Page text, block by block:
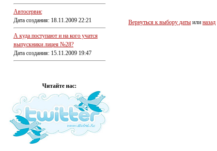
Автосервис
Дата создания: 18.11.2009 22:21
А куда поступают и на кого учатся
выпускники лицея №28?
Дата создания: 15.11.2009 19:47
Читайте нас:
Вернуться к выбору даты или назад